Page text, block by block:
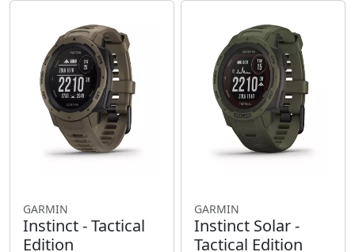
GARMIN
Instinct - Tactical
Edition
GARMIN
Instinct Solar -
Tactical Edition